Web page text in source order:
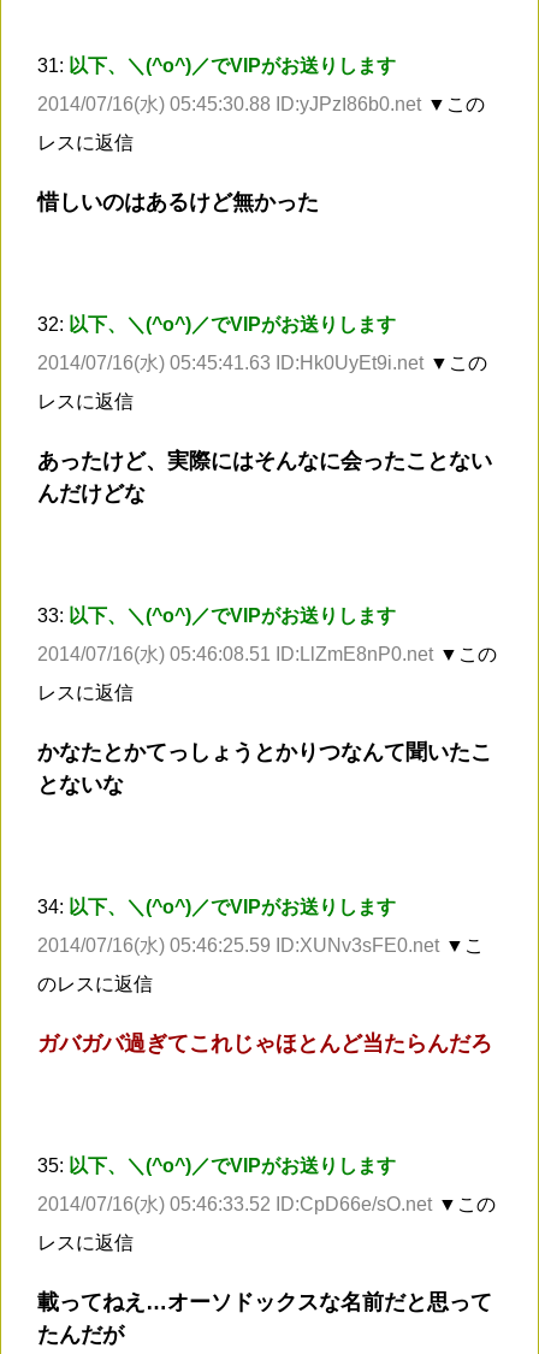
31: 以下、＼(^o^)／でVIPがお送りします
2014/07/16(水) 05:45:30.88 ID:yJPzI86b0.net ▼この
レスに返信
惜しいのはあるけど無かった
32: 以下、＼(^o^)／でVIPがお送りします
2014/07/16(水) 05:45:41.63 ID:Hk0UyEt9i.net ▼この
レスに返信
あったけど、実際にはそんなに会ったことない
んだけどな
33: 以下、＼(^o^)／でVIPがお送りします
2014/07/16(水) 05:46:08.51 ID:LlZmE8nP0.net ▼この
レスに返信
かなたとかてっしょうとかりつなんて聞いたこ
とないな
34: 以下、＼(^o^)／でVIPがお送りします
2014/07/16(水) 05:46:25.59 ID:XUNv3sFE0.net ▼こ
のレスに返信
ガバガバ過ぎてこれじゃほとんど当たらんだろ
35: 以下、＼(^o^)／でVIPがお送りします
2014/07/16(水) 05:46:33.52 ID:CpD66e/sO.net ▼この
レスに返信
載ってねえ…オーソドックスな名前だと思って
たんだが